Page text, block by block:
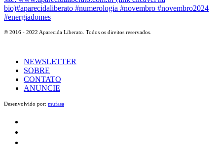
© 2016 - 2022 Aparecida Liberato. Todos os direitos reservados.
NEWSLETTER
SOBRE
CONTATO
ANUNCIE
Desenvolvido por: mufasa